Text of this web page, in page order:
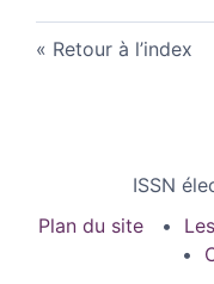
Retour à l’index
ISSN
Plan du site